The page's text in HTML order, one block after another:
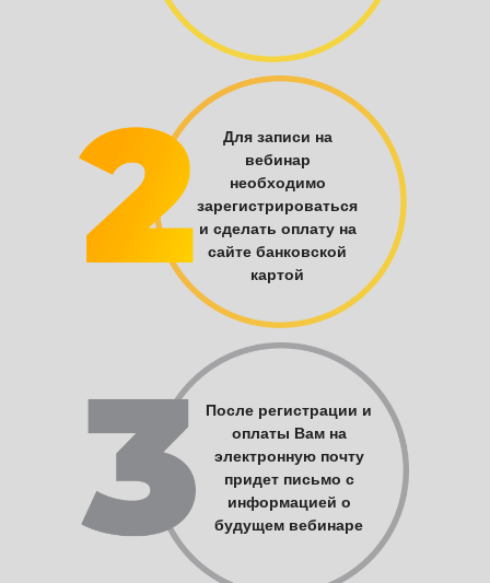
Для записи на
вебинар
необходимо
зарегистрироваться
и сделать оплату на
сайте банковской
картой
После регистрации и
оплаты Вам на
электронную почту
придет письмо с
информацией о
будущем вебинаре